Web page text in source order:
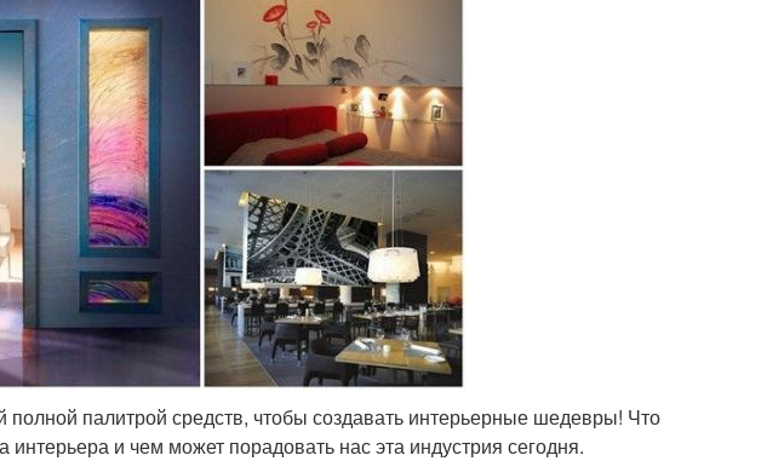
палитрой средств, чтобы создавать интерьерные шедевры! Что
интерьера и чем может порадовать нас эта индустрия сегодня.